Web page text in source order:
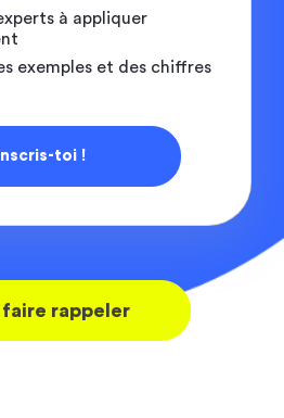
à appliquer
exemples et des chiffres
Inscris-toi !
faire rappeler